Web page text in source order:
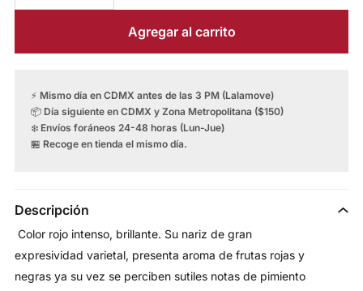
Agregar al carrito
⚡ Mismo día en CDMX antes de las 3 PM (Lalamove)
📦 Día siguiente en CDMX y Zona Metropolitana ($150)
❄️ Envíos foráneos 24-48 horas (Lun-Jue)
🏪 Recoge en tienda el mismo día.
Descripción
Color rojo intenso, brillante. Su nariz de gran
expresividad varietal, presenta aroma de frutas rojas y
negras ya su vez se perciben sutiles notas de pimiento